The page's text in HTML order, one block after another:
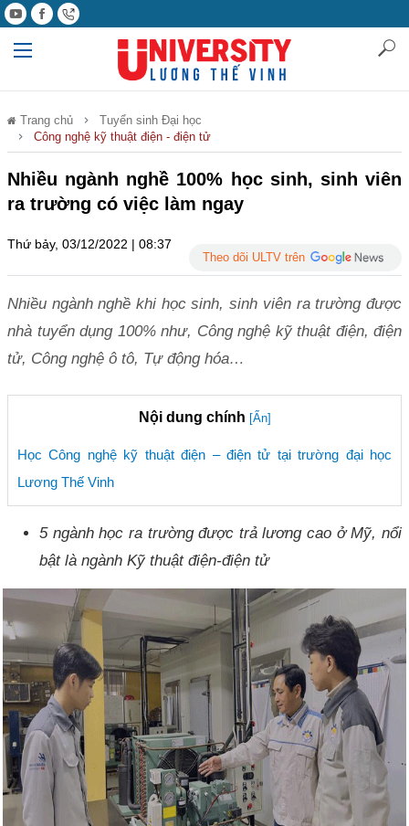
Trang chủ
Tuyển sinh Đại học
Công nghệ kỹ thuật điện - điện tử
Nhiều ngành nghề 100% học sinh, sinh viên
ra trường có việc làm ngay
Thứ bảy, 03/12/2022 | 08:37
Theo dõi ULTV trên
Nhiều ngành nghề khi học sinh, sinh viên ra trường được
nhà tuyển dụng 100% như, Công nghệ kỹ thuật điện, điện
tử, Công nghệ ô tô, Tự động hóa…
Nội dung chính [Ẩn]
Học Công nghệ kỹ thuật điện – điện tử tại trường đại học
Lương Thế Vinh
5 ngành học ra trường được trả lương cao ở Mỹ, nổi
bật là ngành Kỹ thuật điện-điện tử